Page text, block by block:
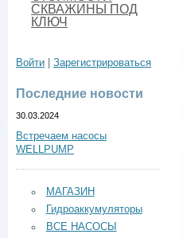
СКВАЖИНЫ ПОД
КЛЮЧ
Войти Зарегистрироваться
Последние новости
30.03.2024
Встречаем насосы
WELLPUMP
МАГАЗИН
Гидроаккумуляторы
ВСЕ НАСОСЫ